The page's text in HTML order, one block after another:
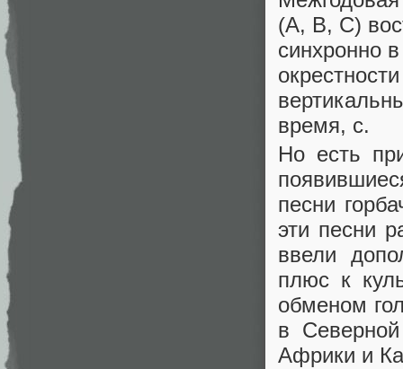
(А, B, C)
синхронно
время, с.
Но есть
песни
эти песни
ввели
плюс к
обменом
в
Африки и